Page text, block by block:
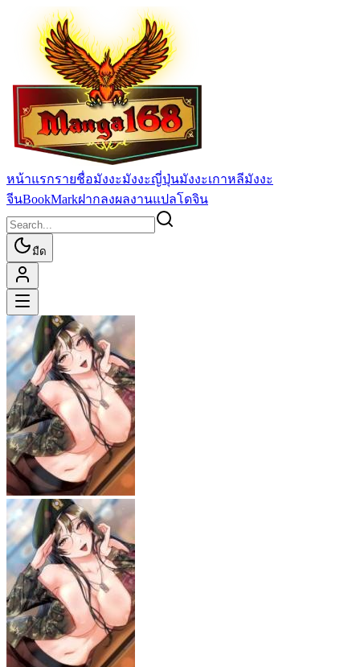
หน้าแรกรายชื่อมังงะมังงะญี่ปุ่นมังงะเกาหลีมังงะ
จีนBookMarkฝากลงผลงานแปลโดจิน
มืด